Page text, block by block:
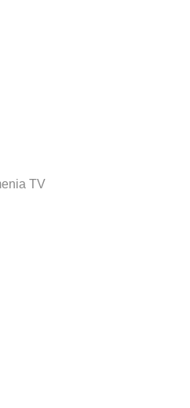
TV